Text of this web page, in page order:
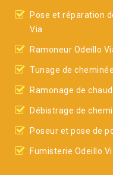
Pose et réparation
Via
Ramoneur Odeillo
Tunage de
Ramonage de
Débistrage de
Poseur et pose de
Fumisterie Odeillo